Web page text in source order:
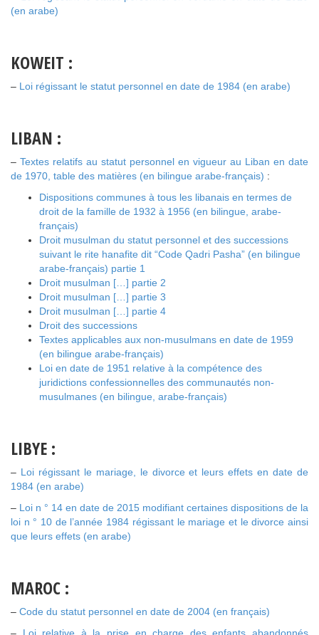
(en arabe)
KOWEIT :
– Loi régissant le statut personnel en date de 1984 (en arabe)
LIBAN :
– Textes relatifs au statut personnel en vigueur au Liban en date
de 1970, table des matières (en bilingue arabe-français) :
Dispositions communes à tous les libanais en termes de
droit de la famille de 1932 à 1956 (en bilingue, arabe-
français)
Droit musulman du statut personnel et des successions
suivant le rite hanafite dit “Code Qadri Pasha” (en bilingue
arabe-français) partie 1
Droit musulman […] partie 2
Droit musulman […] partie 3
Droit musulman […] partie 4
Droit des successions
Textes applicables aux non-musulmans en date de 1959
(en bilingue arabe-français)
Loi en date de 1951 relative à la compétence des
juridictions confessionnelles des communautés non-
musulmanes (en bilingue, arabe-français)
LIBYE :
– Loi régissant le mariage, le divorce et leurs effets en date de
1984 (en arabe)
– Loi n ° 14 en date de 2015 modifiant certaines dispositions de la
loi n ° 10 de l’année 1984 régissant le mariage et le divorce ainsi
que leurs effets (en arabe)
MAROC :
– Code du statut personnel en date de 2004 (en français)